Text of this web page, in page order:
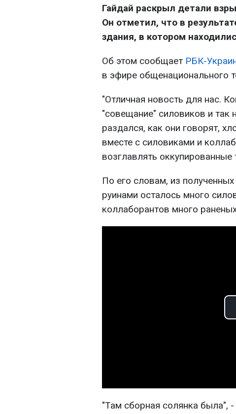
Гайдай раскрыл детали
Он отметил, что в
здания, в котором
Об этом сообщает РБК-
в эфире общенационального
"Отличная новость для нас.
"совещание" силовиков и так
раздался, как они говорят,
вместе с силовиками и
возглавлять
По его словам, из
руинами осталось много
коллаборантов много
"Там сборная солянка была",